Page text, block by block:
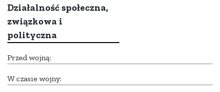
Działalność społeczna,
związkowa i
polityczna
Przed wojną:
W czasie wojny: